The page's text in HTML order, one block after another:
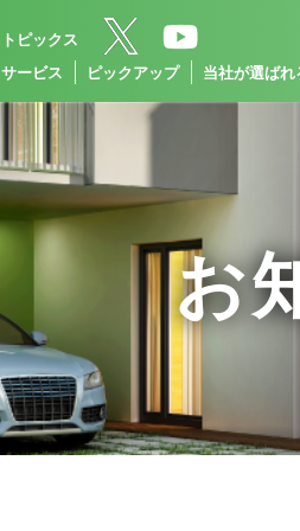
トピックス
サービス
ピックアップ 当社が選ばれ
お